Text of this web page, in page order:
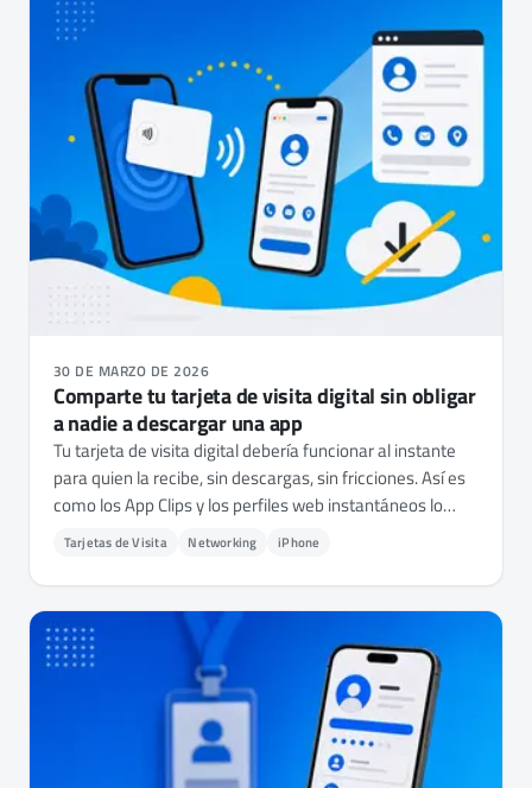
30 DE MARZO DE 2026
Comparte tu tarjeta de visita digital sin obligar
a nadie a descargar una app
Tu tarjeta de visita digital debería funcionar al instante
para quien la recibe, sin descargas, sin fricciones. Así es
como los App Clips y los perfiles web instantáneos lo
hacen posible.
Tarjetas de Visita Networking iPhone